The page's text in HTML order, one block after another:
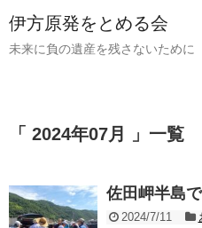
伊方原発をとめる会
未来に負の遺産を残さないために
「 2024年07月 」一覧
佐田岬半島
2024/7/11